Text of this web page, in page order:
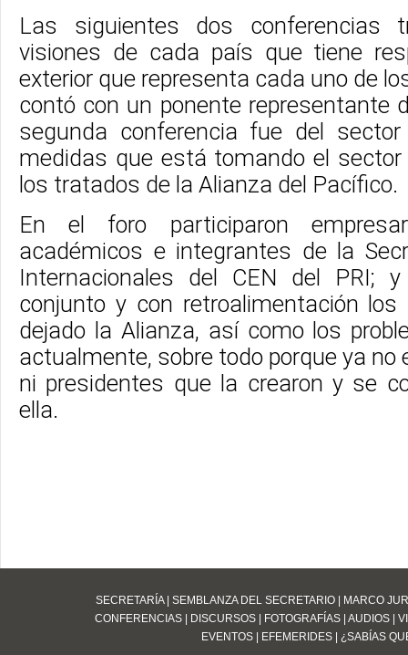
Las siguientes dos conferencias
visiones de cada país que tiene
exterior que representa cada uno de
contó con un ponente representante
segunda conferencia fue del
medidas que está tomando el sector
los tratados de la Alianza del Pacífico.
En el foro participaron
académicos e integrantes de la
Internacionales del CEN del PRI;
conjunto y con retroalimentación
dejado la Alianza, así como los
actualmente, sobre todo porque ya no
ni presidentes que la crearon y se
ella.
SECRETARÍA| SEMBLANZA DEL SECRETARIO | MARCO
CONFERENCIAS| DISCURSOS| FOTOGRAFÍAS| AUDIOS|
EVENTOS | EFEMERIDES | ¿SABÍAS